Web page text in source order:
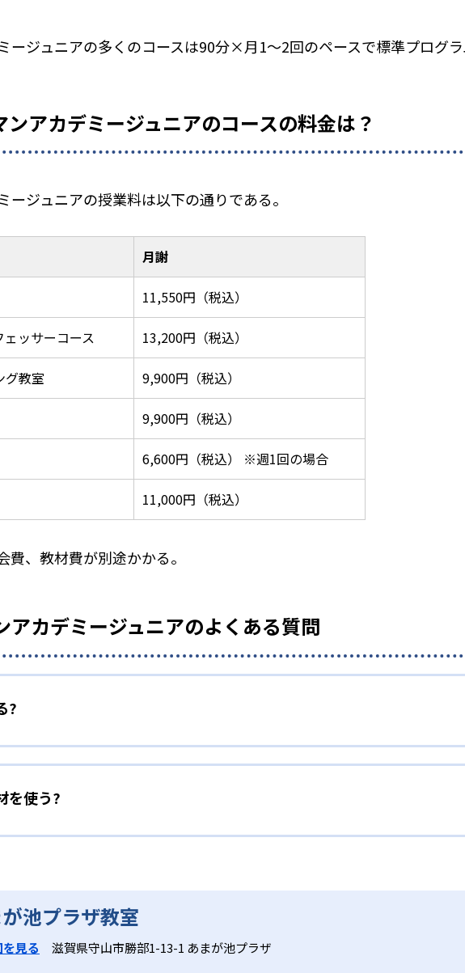
ージュニアの多くのコースは90分×月1～2回のペースで標準プログラ
ンアカデミージュニアのコースの料金は？
ージュニアの授業料は以下の通りである。
月謝
11,550円（税込）
ッサーコース 13,200円（税込）
グ教室 9,900円（税込）
9,900円（税込）
6,600円（税込） ※週1回の場合
11,000円（税込）
費、教材費が別途かかる。
アカデミージュニアのよくある質問
?
を使う?
池プラザ教室
見る 滋賀県守山市勝部1-13-1 あまが池プラザ